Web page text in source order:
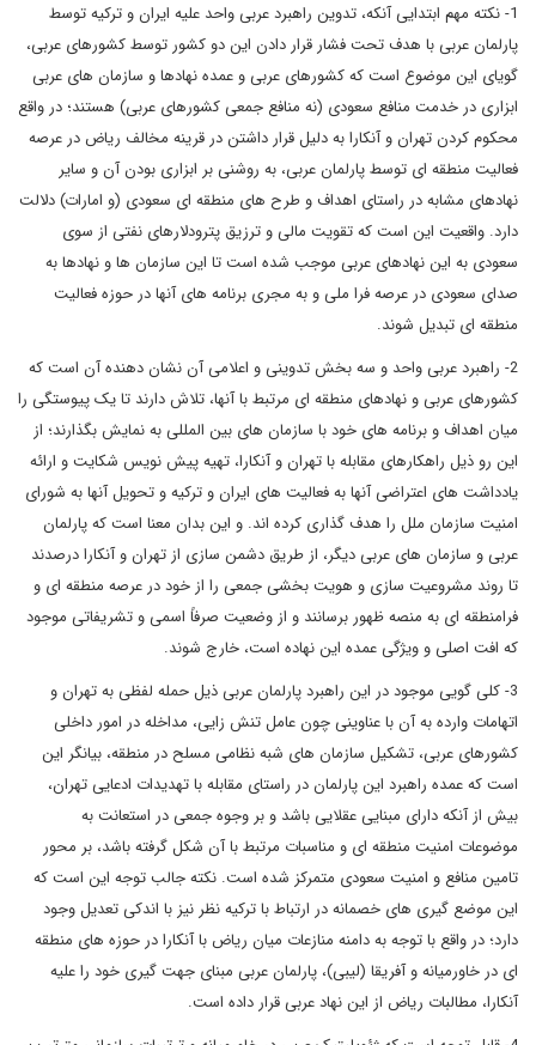
1- نکته مهم ابتدایی آنکه، تدوین راهبرد عربی واحد علیه ایران و ترکیه توسط
پارلمان عربی با هدف تحت فشار قرار دادن این دو کشور توسط کشورهای عربی،
گویای این موضوع است که کشورهای عربی و عمده نهادها و سازمان های عربی
ابزاری در خدمت منافع سعودی (نه منافع جمعی کشورهای عربی) هستند؛ در واقع
محکوم کردن تهران و آنکارا به دلیل قرار داشتن در قرینه مخالف ریاض در عرصه
فعالیت منطقه ای توسط پارلمان عربی، به روشنی بر ابزاری بودن آن و سایر
نهادهای مشابه در راستای اهداف و طرح های منطقه ای سعودی (و امارات) دلالت
دارد. واقعیت این است که تقویت مالی و ترزیق پترودلارهای نفتی از سوی
سعودی به این نهادهای عربی موجب شده است تا این سازمان ها و نهادها به
صدای سعودی در عرصه فرا ملی و به مجری برنامه های آنها در حوزه فعالیت
منطقه ای تبدیل شوند.
2- راهبرد عربی واحد و سه بخش تدوینی و اعلامی آن نشان دهنده آن است که
کشورهای عربی و نهادهای منطقه ای مرتبط با آنها، تلاش دارند تا یک پیوستگی را
میان اهداف و برنامه های خود با سازمان های بین المللی به نمایش بگذارند؛ از
این رو ذیل راهکارهای مقابله با تهران و آنکارا، تهیه پیش نویس شکایت و ارائه
یادداشت های اعتراضی آنها به فعالیت های ایران و ترکیه و تحویل آنها به شورای
امنیت سازمان ملل را هدف گذاری کرده اند. و این بدان معنا است که پارلمان
عربی و سازمان های عربی دیگر، از طریق دشمن سازی از تهران و آنکارا درصدند
تا روند مشروعیت سازی و هویت بخشی جمعی را از خود در عرصه منطقه ای و
فرامنطقه ای به منصه ظهور برسانند و از وضعیت صرفاً اسمی و تشریفاتی موجود
که افت اصلی و ویژگی عمده این نهاده است، خارج شوند.
3- کلی گویی موجود در این راهبرد پارلمان عربی ذیل حمله لفظی به تهران و
اتهامات وارده به آن با عناوینی چون عامل تنش زایی، مداخله در امور داخلی
کشورهای عربی، تشکیل سازمان های شبه نظامی مسلح در منطقه، بیانگر این
است که عمده راهبرد این پارلمان در راستای مقابله با تهدیدات ادعایی تهران،
بیش از آنکه دارای مبنایی عقلایی باشد و بر وجوه جمعی در استعانت به
موضوعات امنیت منطقه ای و مناسبات مرتبط با آن شکل گرفته باشد، بر محور
تامین منافع و امنیت سعودی متمرکز شده است. نکته جالب توجه این است که
این موضع گیری های خصمانه در ارتباط با ترکیه نظر نیز با اندکی تعدیل وجود
دارد؛ در واقع با توجه به دامنه منازعات میان ریاض با آنکارا در حوزه های منطقه
ای در خاورمیانه و آفریقا (لیبی)، پارلمان عربی مبنای جهت گیری خود را علیه
آنکارا، مطالبات ریاض از این نهاد عربی قرار داده است.